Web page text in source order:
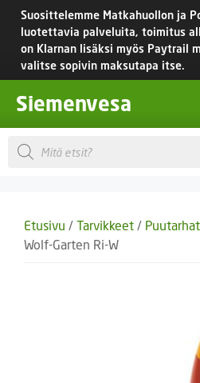
Siirry
sisältöön
Suosittelemme Matkahuollon ja
luotettavia palveluita, toimitus
on Klarnan lisäksi myös Paytrail
valitse sopivin maksutapa itse.
Siemenvesa
Products
search
Etusivu / Tarvikkeet /
Wolf-Garten Ri-W